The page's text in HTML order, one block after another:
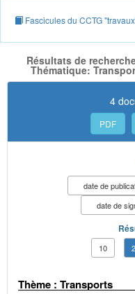
Fascicules du CCTG
Résultats de
Thématique:
4
PDF
date de
date de
10
Thème : Transports